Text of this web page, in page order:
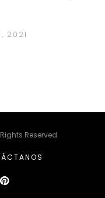
2021
Reserved.